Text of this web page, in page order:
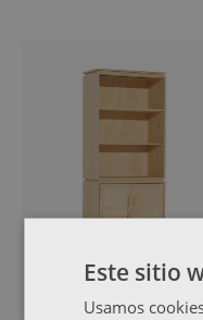
Este sitio
Usamos